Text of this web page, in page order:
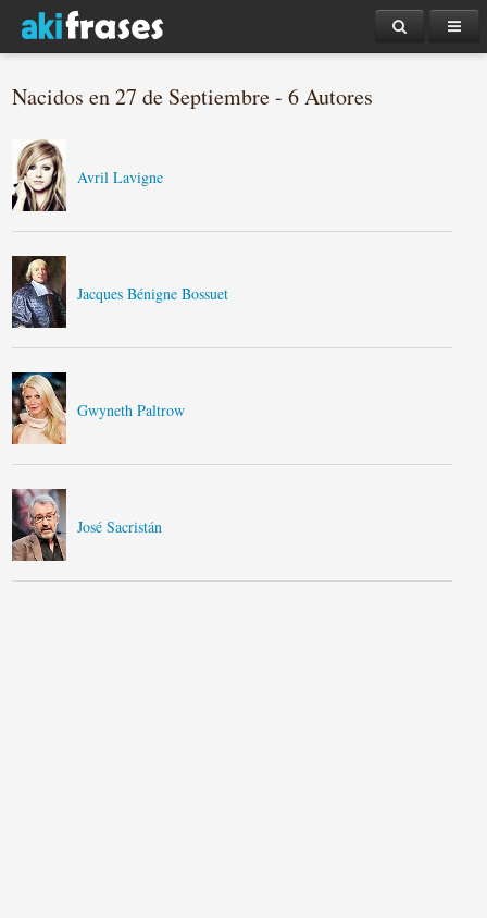
Nacidos en 27 de Septiembre - 6 Autores
Avril Lavigne
Jacques Bénigne Bossuet
Gwyneth Paltrow
José Sacristán